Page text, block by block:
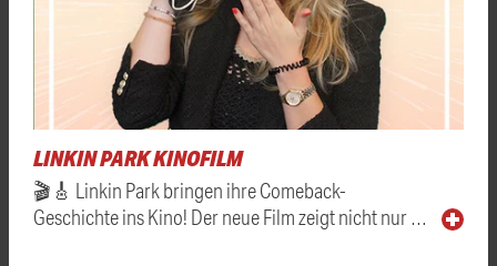
LINKIN PARK KINOFILM
🎬🎸 Linkin Park bringen ihre Comeback-
Geschichte ins Kino! Der neue Film zeigt nicht nur …